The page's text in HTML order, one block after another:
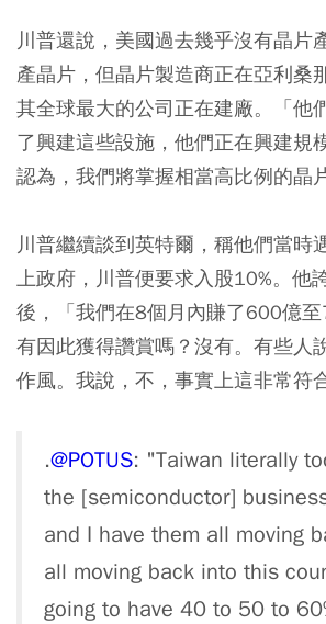
川普還說，美國過去幾乎沒有晶片
產晶片，但晶片製造商正在亞利桑
其全球最大的公司正在建廠。「他
了興建這些設施，他們正在興建規
認為，我們將掌握相當高比例的晶
川普繼續談到英特爾，稱他們當時
上政府，川普便要求入股10%。他
後，「我們在8個月內賺了600億
有因此獲得讚賞嗎？沒有。有些人
作風。我說，不，事實上這非常符
.@POTUS: "Taiwan literally
the [semiconductor]
and I have them all moving
all moving back into this
going to have 40 to 50 to